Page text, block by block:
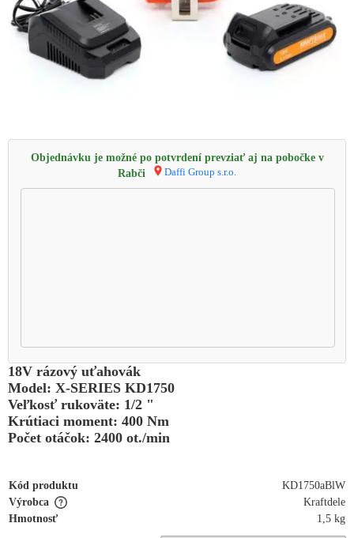
Objednávku je možné po potvrdení prevziať aj na pobočke v
Rabči
Daffi Group s.r.o.
18V rázový uťahovák
Model: X-SERIES KD1750
Veľkosť rukoväte: 1/2 "
Krútiaci moment: 400 Nm
Počet otáčok: 2400 ot./min
Kód produktu
KD1750aBlW
Výrobca
Kraftdele
Hmotnosť
1,5 kg